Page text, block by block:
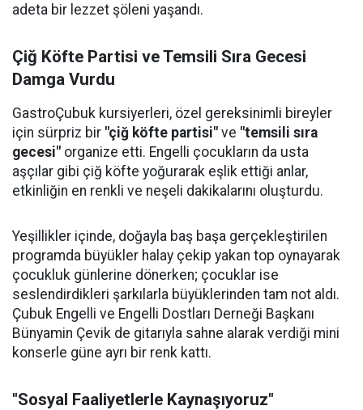
adeta bir lezzet şöleni yaşandı.
Çiğ Köfte Partisi ve Temsili Sıra Gecesi
Damga Vurdu
GastroÇubuk kursiyerleri, özel gereksinimli bireyler
için sürpriz bir "çiğ köfte partisi" ve "temsili sıra
gecesi" organize etti. Engelli çocukların da usta
aşçılar gibi çiğ köfte yoğurarak eşlik ettiği anlar,
etkinliğin en renkli ve neşeli dakikalarını oluşturdu.
Yeşillikler içinde, doğayla baş başa gerçekleştirilen
programda büyükler halay çekip yakan top oynayarak
çocukluk günlerine dönerken; çocuklar ise
seslendirdikleri şarkılarla büyüklerinden tam not aldı.
Çubuk Engelli ve Engelli Dostları Derneği Başkanı
Bünyamin Çevik de gitarıyla sahne alarak verdiği mini
konserle güne ayrı bir renk kattı.
"Sosyal Faaliyetlerle Kaynaşıyoruz"